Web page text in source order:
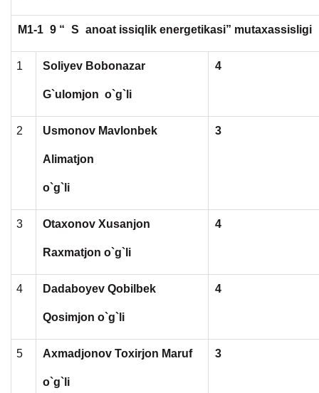
M1-1 9 “ S anoat issiqlik energetikasi” mutaxassisligi
1 Soliyev Bobonazar
G`ulomjon o`g`li
4
2 Usmonov Mavlonbek
Alimatjon
o`g`li
3
3 Otaxonov Xusanjon
Raxmatjon o`g`li
4
4 Dadaboyev Qobilbek
Qosimjon o`g`li
4
5 Axmadjonov Toxirjon Maruf
o`g`li
3